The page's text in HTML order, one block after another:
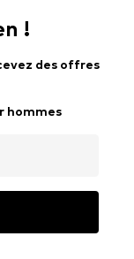
!
des offres
hommes